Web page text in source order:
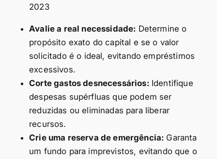
2023
Avalie a real necessidade: Determine o
propósito exato do capital e se o valor
solicitado é o ideal, evitando empréstimos
excessivos.
Corte gastos desnecessários: Identifique
despesas supérfluas que podem ser
reduzidas ou eliminadas para liberar
recursos.
Crie uma reserva de emergência: Garanta
um fundo para imprevistos, evitando que o